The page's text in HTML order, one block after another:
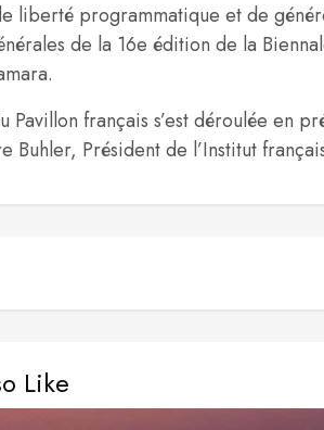
liberté programmatique et de
de la 16e édition de la
Pavillon français s’est déroulée
Buhler, Président de l’Institut
Like